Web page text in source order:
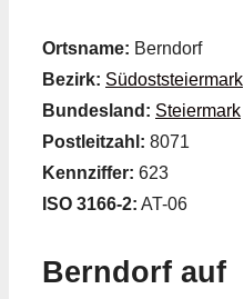
Ortsname: Berndorf
Bezirk: Südoststeiermark
Bundesland: Steiermark
Postleitzahl: 8071
Kennziffer: 623
ISO 3166-2: AT-06
Berndorf auf